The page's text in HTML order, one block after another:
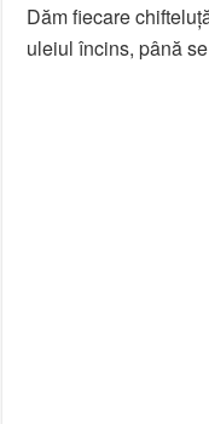
Dăm fiecare
uleiul încins, până